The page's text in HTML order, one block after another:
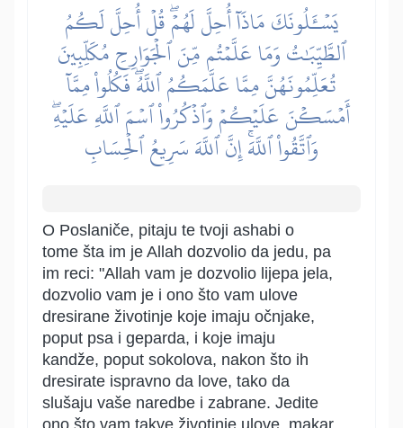
يَسۡـَٔلُونَكَ مَاذَآ أُحِلَّ لَهُمۡۖ قُلۡ أُحِلَّ لَكُمُ
ٱلطَّيِّبَٰتُ وَمَا عَلَّمۡتُم مِّنَ ٱلۡجَوَارِحِ مُكَلِّبِينَ
تُعَلِّمُونَهُنَّ مِمَّا عَلَّمَكُمُ ٱللَّهُۖ فَكُلُواْ مِمَّآ
أَمۡسَكۡنَ عَلَيۡكُمۡ وَٱذۡكُرُواْ ٱسۡمَ ٱللَّهِ عَلَيۡهِۖ
وَٱتَّقُواْ ٱللَّهَۚ إِنَّ ٱللَّهَ سَرِيعُ ٱلۡحِسَابِ
O Poslaniče, pitaju te tvoji ashabi o
tome šta im je Allah dozvolio da jedu, pa
im reci: "Allah vam je dozvolio lijepa jela,
dozvolio vam je i ono što vam ulove
dresirane životinje koje imaju očnjake,
poput psa i geparda, i koje imaju
kandže, poput sokolova, nakon što ih
dresirate ispravno da love, tako da
slušaju vaše naredbe i zabrane. Jedite
ono što vam takve životinje ulove, makar